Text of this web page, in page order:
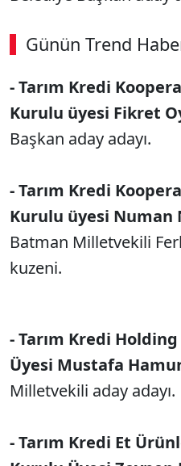
Günün Trend
- Tarım Kredi
Kurulu üyesi Fikret
Başkan aday adayı.
- Tarım Kredi
Kurulu üyesi Numan
Batman Milletvekili
kuzeni.
- Tarım Kredi
Üyesi Mustafa
Milletvekili aday adayı.
- Tarım Kredi Et